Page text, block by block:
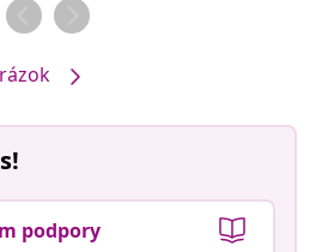
podpory